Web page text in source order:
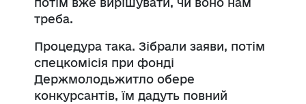
треба.
Процедура така. Зібрали заяви, потім
спецкомісія при фонді
Держмолодьжитло обере
конкурсантів, їм дадуть повний